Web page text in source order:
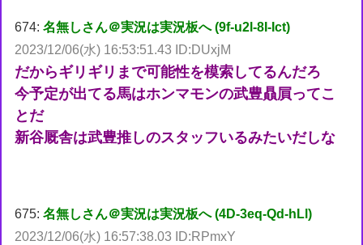
674:名無しさん＠実況は実況板へ (9f-u2l-8I-Ict)
2023/12/06(水) 16:53:51.43 ID:DUxjM
だからギリギリまで可能性を模索してるんだろ
今予定が出てる馬はホンマモンの武豊贔屓ってこ
とだ
新谷厩舎は武豊推しのスタッフいるみたいだしな
675:名無しさん＠実況は実況板へ (4D-3eq-Qd-hLl)
2023/12/06(水) 16:57:38.03 ID:RPmxY